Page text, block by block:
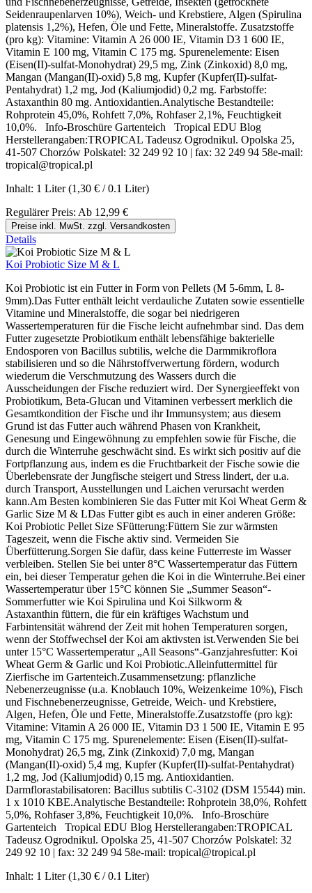
Seidenraupenlarven 10%), Weich- und Krebstiere, Algen (Spirulina
platensis 1,2%), Hefen, Öle und Fette, Mineralstoffe. Zusatzstoffe
(pro kg): Vitamine: Vitamin A 26 000 IE, Vitamin D3 1 600 IE,
Vitamin E 100 mg, Vitamin C 175 mg. Spurenelemente: Eisen
(Eisen(II)-sulfat-Monohydrat) 29,5 mg, Zink (Zinkoxid) 8,0 mg,
Mangan (Mangan(II)-oxid) 5,8 mg, Kupfer (Kupfer(II)-sulfat-
Pentahydrat) 1,2 mg, Jod (Kaliumjodid) 0,2 mg. Farbstoffe:
Astaxanthin 80 mg. Antioxidantien.Analytische Bestandteile:
Rohprotein 45,0%, Rohfett 7,0%, Rohfaser 2,1%, Feuchtigkeit
10,0%. Info-Broschüre Gartenteich Tropical EDU Blog
Herstellerangaben:TROPICAL Tadeusz Ogrodnikul. Opolska 25,
41-507 Chorzów Polskatel: 32 249 92 10 | fax: 32 249 94 58e-mail:
tropical@tropical.pl
Inhalt: 1 Liter(1,30 € / 0.1 Liter)
Regulärer Preis: Ab 12,99 €
Preise inkl. MwSt. zzgl. Versandkosten
Details
Koi Probiotic Size M & L
Koi Probiotic ist ein Futter in Form von Pellets (M 5-6mm, L 8-
9mm).Das Futter enthält leicht verdauliche Zutaten sowie essentielle
Vitamine und Mineralstoffe, die sogar bei niedrigeren
Wassertemperaturen für die Fische leicht aufnehmbar sind. Das dem
Futter zugesetzte Probiotikum enthält lebensfähige bakterielle
Endosporen von Bacillus subtilis, welche die Darmmikroflora
stabilisieren und so die Nährstoffverwertung fördern, wodurch
wiederum die Verschmutzung des Wassers durch die
Ausscheidungen der Fische reduziert wird. Der Synergieeffekt von
Probiotikum, Beta-Glucan und Vitaminen verbessert merklich die
Gesamtkondition der Fische und ihr Immunsystem; aus diesem
Grund ist das Futter auch während Phasen von Krankheit,
Genesung und Eingewöhnung zu empfehlen sowie für Fische, die
durch die Winterruhe geschwächt sind. Es wirkt sich positiv auf die
Fortpflanzung aus, indem es die Fruchtbarkeit der Fische sowie die
Überlebensrate der Jungfische steigert und Stress lindert, der u.a.
durch Transport, Ausstellungen und Laichen verursacht werden
kann.Am Besten kombinieren Sie das Futter mit Koi Wheat Germ &
Garlic Size M & LDas Futter gibt es auch in einer anderen Größe:
Koi Probiotic Pellet Size SFütterung:Füttern Sie zur wärmsten
Tageszeit, wenn die Fische aktiv sind. Vermeiden Sie
Überfütterung.Sorgen Sie dafür, dass keine Futterreste im Wasser
verbleiben. Stellen Sie bei unter 8°C Wassertemperatur das Füttern
ein, bei dieser Temperatur gehen die Koi in die Winterruhe.Bei einer
Wassertemperatur über 15°C können Sie „Summer Season“-
Sommerfutter wie Koi Spirulina und Koi Silkworm &
Astaxanthin füttern, die für ein kräftiges Wachstum und
Farbintensität während der Zeit mit hohen Temperaturen sorgen,
wenn der Stoffwechsel der Koi am aktivsten ist.Verwenden Sie bei
unter 15°C Wassertemperatur „All Seasons“-Ganzjahresfutter: Koi
Wheat Germ & Garlic und Koi Probiotic.Alleinfuttermittel für
Zierfische im Gartenteich.Zusammensetzung: pflanzliche
Nebenerzeugnisse (u.a. Knoblauch 10%, Weizenkeime 10%), Fisch
und Fischnebenerzeugnisse, Getreide, Weich- und Krebstiere,
Algen, Hefen, Öle und Fette, Mineralstoffe.Zusatzstoffe (pro kg):
Vitamine: Vitamin A 26 000 IE, Vitamin D3 1 500 IE, Vitamin E 95
mg, Vitamin C 175 mg. Spurenelemente: Eisen (Eisen(II)-sulfat-
Monohydrat) 26,5 mg, Zink (Zinkoxid) 7,0 mg, Mangan
(Mangan(II)-oxid) 5,4 mg, Kupfer (Kupfer(II)-sulfat-Pentahydrat)
1,2 mg, Jod (Kaliumjodid) 0,15 mg. Antioxidantien.
Darmflorastabilisatoren: Bacillus subtilis C-3102 (DSM 15544) min.
1 x 1010 KBE.Analytische Bestandteile: Rohprotein 38,0%, Rohfett
5,0%, Rohfaser 3,8%, Feuchtigkeit 10,0%. Info-Broschüre
Gartenteich Tropical EDU Blog Herstellerangaben:TROPICAL
Tadeusz Ogrodnikul. Opolska 25, 41-507 Chorzów Polskatel: 32
249 92 10 | fax: 32 249 94 58e-mail: tropical@tropical.pl
Inhalt: 1 Liter(1,30 € / 0.1 Liter)